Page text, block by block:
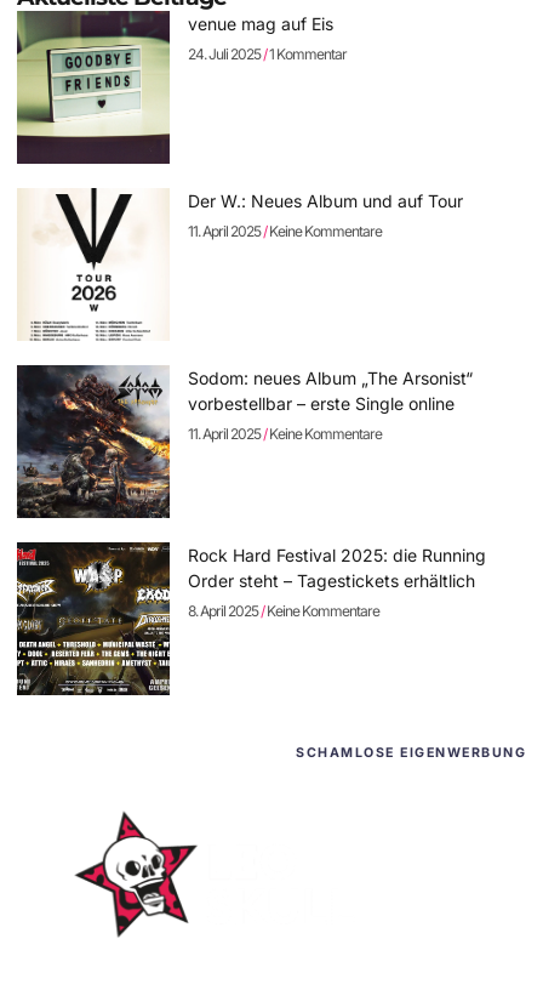
venue mag auf Eis
24. Juli 2025 1 Kommentar
Der W.: Neues Album und auf Tour
11. April 2025 Keine Kommentare
Sodom: neues Album „The Arsonist“
vorbestellbar – erste Single online
11. April 2025 Keine Kommentare
Rock Hard Festival 2025: die Running
Order steht – Tagestickets erhältlich
8. April 2025 Keine Kommentare
SCHAMLOSE EIGENWERBUNG